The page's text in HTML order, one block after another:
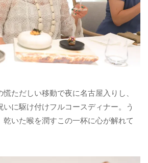
ただしい移動で夜に名古屋入りし、
いに駆け付けフルコースディナー。う
乾いた喉を潤すこの一杯に心が解れて